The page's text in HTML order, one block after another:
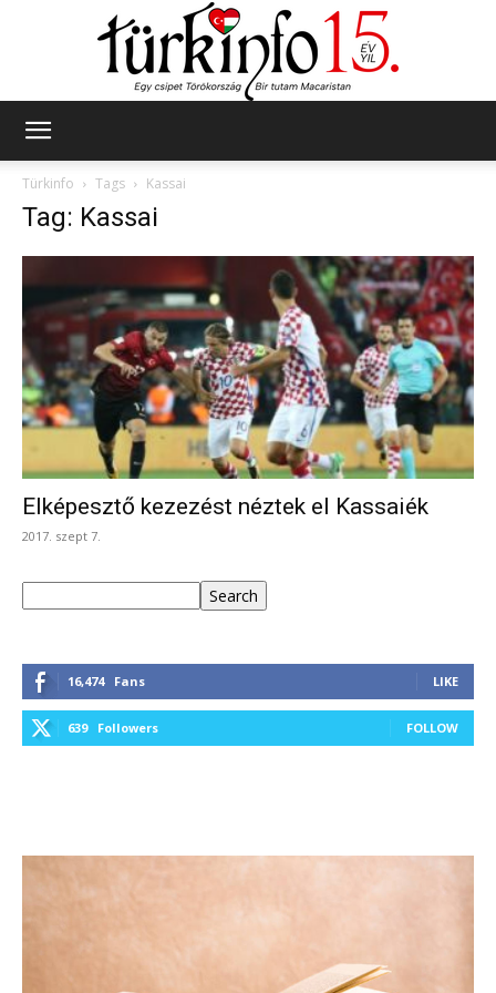
Türkinfo
Tags Kassai
Tag: Kassai
Elképesztő kezezést néztek el Kassaiék
2017. szept 7.
Search
16,474 Fans LIKE
639 Followers FOLLOW